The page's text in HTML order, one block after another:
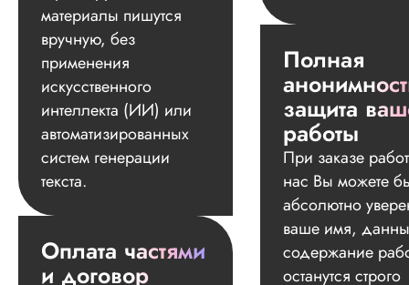
материалы пишутся
вручную, без
применения
искусственного
интеллекта (ИИ) или
автоматизированных
систем генерации
текста.
Оплата частями
и договор
Полная
защита
работы
При заказе
нас Вы можете
абсолютно
ваше имя,
содержание
останутся строго